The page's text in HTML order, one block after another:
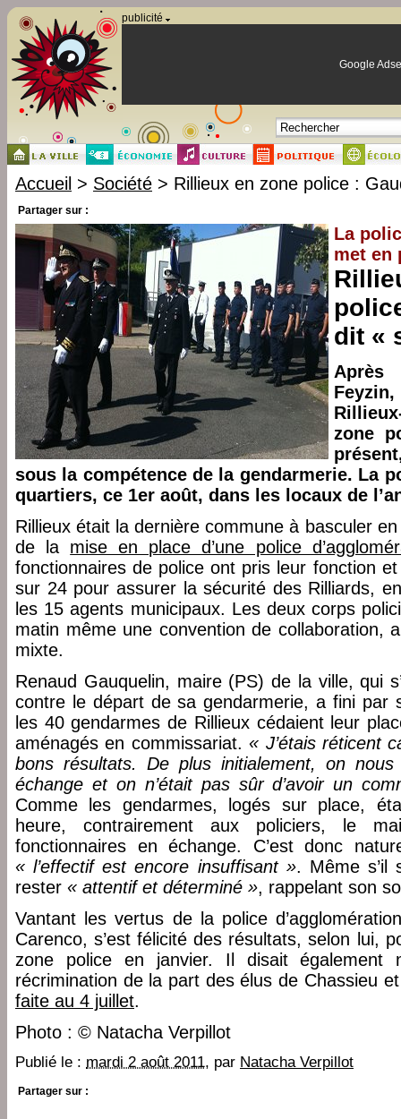
publicité
Google
Accueil > Société > Rillieux en zone police :
Partager sur :
La
met en
dit «
zone
sous la compétence de la gendarmerie. La
quartiers, ce 1er août, dans les locaux de
Rillieux était la dernière commune à basculer
de la mise en place d’une police
fonctionnaires de police ont pris leur fonction
sur 24 pour assurer la sécurité des Rilliards,
les 15 agents municipaux. Les deux corps
matin même une convention de collaboration,
mixte.
Renaud Gauquelin, maire (PS) de la ville, qui
contre le départ de sa gendarmerie, a fini par
les 40 gendarmes de Rillieux cédaient leur
aménagés en commissariat.« J’étais réticent
bons résultats. De plus initialement, on
échange et on n’était pas sûr d’avoir un
Comme les gendarmes, logés sur place,
heure, contrairement aux policiers, le
fonctionnaires en échange. C’est donc
« l’effectif est encore insuffisant ». Même
rester « attentif et déterminé », rappelant son
Vantant les vertus de la police
Carenco, s’est félicité des résultats, selon lui,
zone police en janvier. Il disait également
récrimination de la part des élus de Chassieu
faite au 4 juillet.
Photo : © Natacha Verpillot
Publié le : mardi 2 août 2011, par Natacha Verpillot
Partager sur :
Panneau de gestion des cookies